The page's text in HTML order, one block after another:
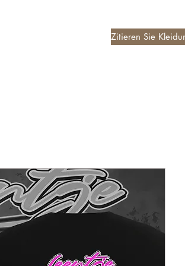
Zitieren Sie